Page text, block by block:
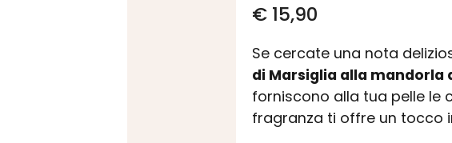
€15,90
Se cercate una nota
di Marsiglia alla mandorla
forniscono alla tua pelle le
fragranza ti offre un tocco